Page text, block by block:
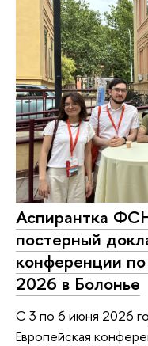
Аспирантка
постерный
конференции
2026 в Болонье
С 3 по 6 июня 2026
Европейская